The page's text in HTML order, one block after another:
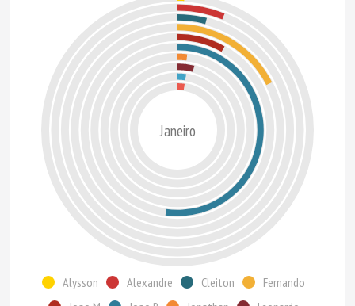
Janeiro
Alysson Alexandre Cleiton
Fernando